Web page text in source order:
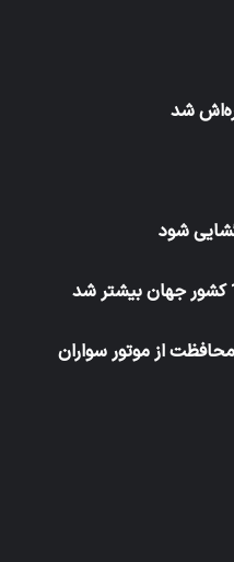
شد
شود
از موتور سواران